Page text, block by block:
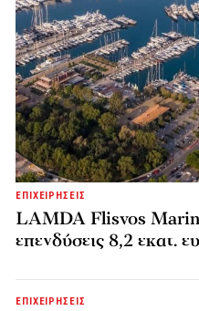
ΕΠΙΧΕΙΡΗΣΕΙΣ
LAMDA Flisvos
επενδύσεις 8,2 εκατ.
ΕΠΙΧΕΙΡΗΣΕΙΣ